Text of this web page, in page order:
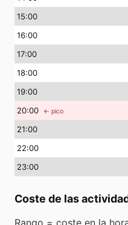
15:00
16:00
17:00
18:00
19:00
20:00 ← pico
21:00
22:00
23:00
Coste de las
Rango = coste en la